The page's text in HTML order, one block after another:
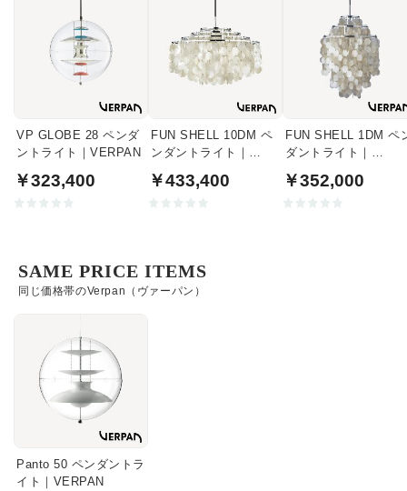
VP GLOBE 28 ペンダ
ントライト｜VERPAN
￥323,400
FUN SHELL 10DM ペ
ンダントライト｜
￥433,400
FUN SHELL 1DM ペ
ダントライト｜
￥352,000
同じ価格帯のVerpan（ヴァーパン）
SAME PRICE ITEMS
Panto 50 ペンダントラ
イト｜VERPAN